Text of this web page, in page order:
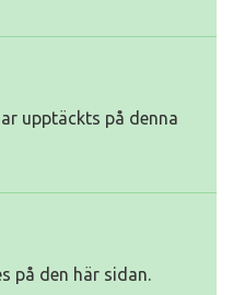
upptäckts på denna
på den här sidan.